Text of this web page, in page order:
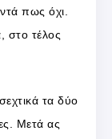
πως όχι.
στο τέλος
τα δύο
Μετά ας